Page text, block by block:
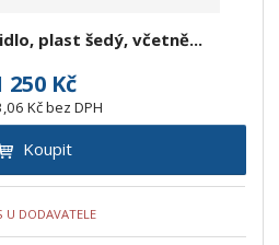
plast šedý, včetně...
250 Kč
Kč bez DPH
Koupit
U DODAVATELE